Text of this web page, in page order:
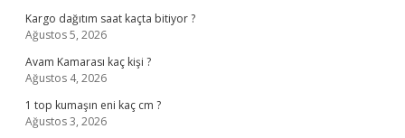
Kargo dağıtım saat kaçta bitiyor ?
Ağustos 5, 2026
Avam Kamarası kaç kişi ?
Ağustos 4, 2026
1 top kumaşın eni kaç cm ?
Ağustos 3, 2026